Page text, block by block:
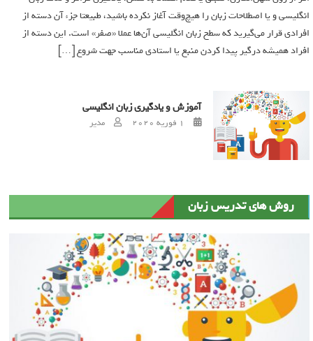
انگلیسی و یا اصطلاحات زبان را هیچ‌وقت آغاز نکرده باشید، طبیعتا جزء آن دسته از
افرادی قرار می‌گیرید که سطح زبان انگلیسی آن‌ها عملا «صفر»‌ است. این دسته از
افراد همیشه درگیر پیدا کردن منبع یا استادی مناسب جهت شروع […]
آموزش و یادگیری زبان انگلیسی
Posted on
1 فوریه 2020 Author
مدیر
روش های تدریس زبان